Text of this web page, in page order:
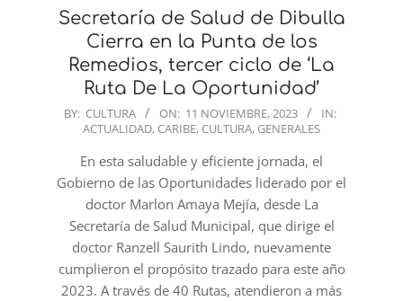
Secretaría de Salud de Dibulla
Cierra en la Punta de los
Remedios, tercer ciclo de ‘La
Ruta De La Oportunidad’
2023-
BY: CULTURA ON: 11 NOVIEMBRE, 2023
IN:
ACTUALIDAD, CARIBE, CULTURA, GENERALES
En esta saludable y eficiente jornada, el
Gobierno de las Oportunidades liderado por el
doctor Marlon Amaya Mejía, desde La
Secretaría de Salud Municipal, que dirige el
doctor Ranzell Saurith Lindo, nuevamente
cumplieron el propósito trazado para este año
2023. A través de 40 Rutas, atendieron a más